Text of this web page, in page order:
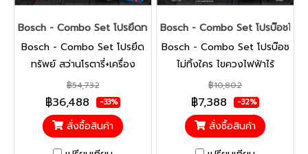
Bosch - Combo Set โปรยึดทรัพย์ สว่านโรตารี่+เครื่องเจียร์+เครื่องเ
Bosch - Combo Set โปรยึด
ทรัพย์ สว่านโรตารี่+เครื่อง
เจียร์+เครื่องเป่าลม+สว่าน/
ประแจกระแทกไร้สาย พร้อมแบต
และแท่นชาร์จ
฿54,732
฿36,488 -33%
สั่งซื้อสินค้า
Bosch - Combo Set โปรบ๊อชไม่ทิ้
Bosch - Combo Set โปรบ๊อช
ไม่ทิ้งใคร ไขควงไฟฟ้าไร้
สาย+สว่านไร้สาย+ไขควง
กระแทกไร้สาย พร้อมแบตและ
แท่นชาร์จ
฿10,802
฿7,388 -32%
สั่งซื้อสินค้า